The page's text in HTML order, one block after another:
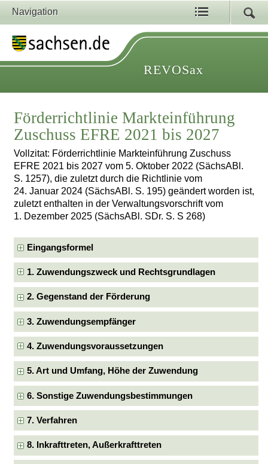
Navigation
REVOSax
Förderrichtlinie Markteinführung
Zuschuss EFRE 2021 bis 2027
Vollzitat: Förderrichtlinie Markteinführung Zuschuss
EFRE 2021 bis 2027 vom 5. Oktober 2022 (SächsABl.
S. 1257), die zuletzt durch die Richtlinie vom
24. Januar 2024 (SächsABl. S. 195) geändert worden ist,
zuletzt enthalten in der Verwaltungsvorschrift vom
1. Dezember 2025 (SächsABl. SDr. S. S 268)
Eingangsformel
1. Zuwendungszweck und Rechtsgrundlagen
2. Gegenstand der Förderung
3. Zuwendungsempfänger
4. Zuwendungsvoraussetzungen
5. Art und Umfang, Höhe der Zuwendung
6. Sonstige Zuwendungsbestimmungen
7. Verfahren
8. Inkrafttreten, Außerkrafttreten